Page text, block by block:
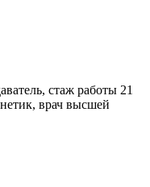
стаж работы 21
врач высшей